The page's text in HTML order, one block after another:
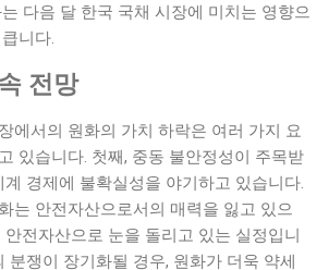
다음 달 한국 국채 시장에 미치는 영향으
니다.
전망
에서의 원화의 가치 하락은 여러 가지 요
있습니다. 첫째, 중동 불안정성이 주목받
경제에 불확실성을 야기하고 있습니다.
는 안전자산으로서의 매력을 잃고 있으
전자산으로 눈을 돌리고 있는 실정입니
분쟁이 장기화될 경우, 원화가 더욱 약세